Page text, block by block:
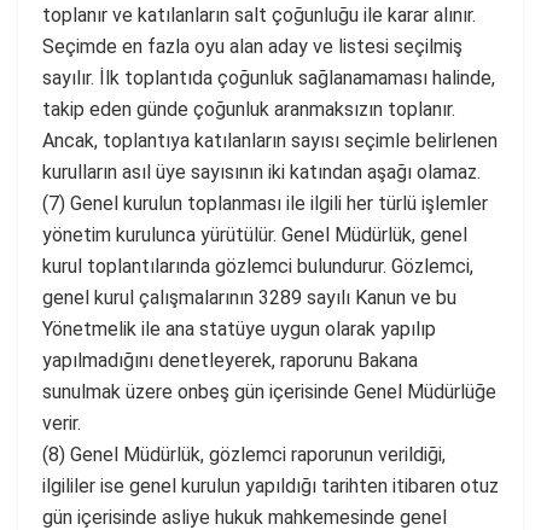
toplanır ve katılanların salt çoğunluğu ile karar alınır.
Seçimde en fazla oyu alan aday ve listesi seçilmiş
sayılır. İlk toplantıda çoğunluk sağlanamaması halinde,
takip eden günde çoğunluk aranmaksızın toplanır.
Ancak, toplantıya katılanların sayısı seçimle belirlenen
kurulların asıl üye sayısının iki katından aşağı olamaz.
(7) Genel kurulun toplanması ile ilgili her türlü işlemler
yönetim kurulunca yürütülür. Genel Müdürlük, genel
kurul toplantılarında gözlemci bulundurur. Gözlemci,
genel kurul çalışmalarının 3289 sayılı Kanun ve bu
Yönetmelik ile ana statüye uygun olarak yapılıp
yapılmadığını denetleyerek, raporunu Bakana
sunulmak üzere onbeş gün içerisinde Genel Müdürlüğe
verir.
(8) Genel Müdürlük, gözlemci raporunun verildiği,
ilgililer ise genel kurulun yapıldığı tarihten itibaren otuz
gün içerisinde asliye hukuk mahkemesinde genel